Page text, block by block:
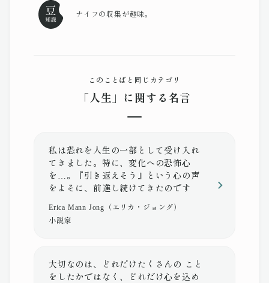
ナイフの収集が趣味。
このことばと同じカテゴリ
「人生」に関する名言
私は恐れを人生の一部として受け入れ
てきました。特に、変化への恐怖心
を…。『引き返えそう』という心の声
をよそに、前進し続けてきたのです
Erica Mann Jong（エリカ・ジョング）
小説家
大切なのは、どれだけたくさんの こと
をしたかではなく、どれだけ心を込め